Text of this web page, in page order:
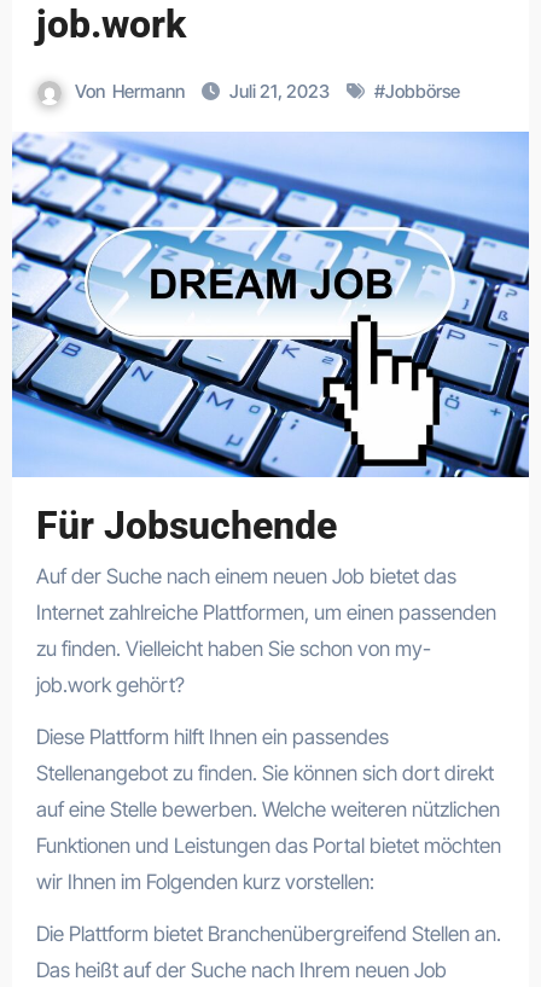
job.work
Von Hermann Juli 21, 2023 #Jobbörse
Für Jobsuchende
Auf der Suche nach einem neuen Job bietet das
Internet zahlreiche Plattformen, um einen passenden
zu finden. Vielleicht haben Sie schon von my-
job.work gehört?
Diese Plattform hilft Ihnen ein passendes
Stellenangebot zu finden. Sie können sich dort direkt
auf eine Stelle bewerben. Welche weiteren nützlichen
Funktionen und Leistungen das Portal bietet möchten
wir Ihnen im Folgenden kurz vorstellen:
Die Plattform bietet Branchenübergreifend Stellen an.
Das heißt auf der Suche nach Ihrem neuen Job